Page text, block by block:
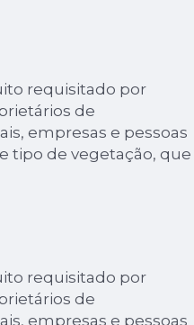
requisitado por
de
empresas e pessoas
tipo de vegetação, que
requisitado por
de
empresas e pessoas